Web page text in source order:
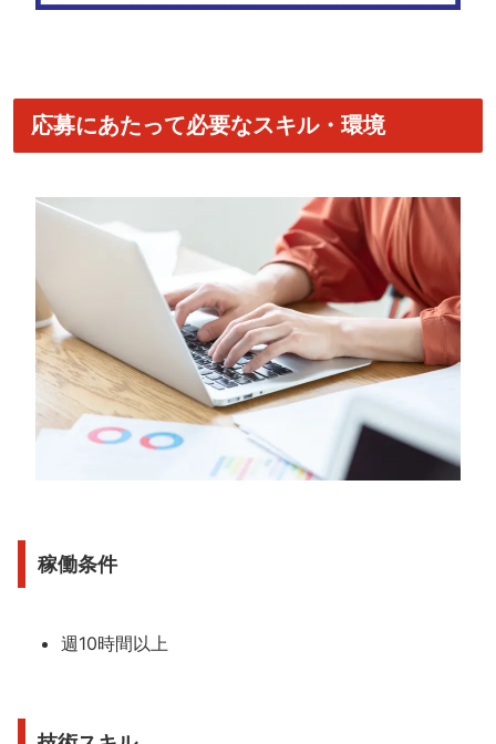
応募にあたって必要なスキル・環境
稼働条件
週10時間以上